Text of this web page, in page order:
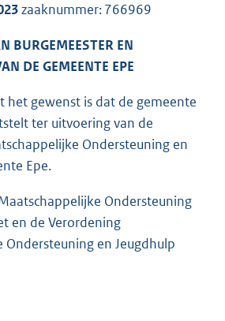
zaaknummer: 766969
BURGEMEESTER EN
DE GEMEENTE EPE
het gewenst is dat de gemeente
ter uitvoering van de
Ondersteuning en
Epe.
Ondersteuning
en de Verordening
Ondersteuning en Jeugdhulp